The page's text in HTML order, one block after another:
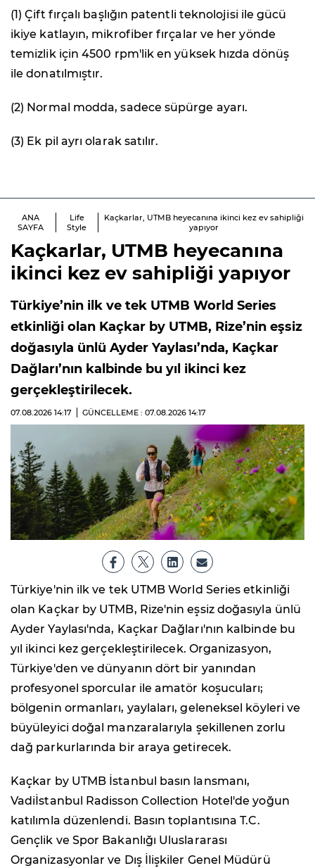
(1) Çift fırçalı başlığın patentli teknolojisi ile gücü
ikiye katlayın, mikrofiber fırçalar ve her yönde
temizlik için 4500 rpm'lik en yüksek hızda dönüş
ile donatılmıştır.
(2) Normal modda, sadece süpürge ayarı.
(3) Ek pil ayrı olarak satılır.
ANA
SAYFA
Life
Style
Kaçkarlar, UTMB heyecanına ikinci kez ev sahipliği
yapıyor
Kaçkarlar, UTMB heyecanına
ikinci kez ev sahipliği yapıyor
Türkiye’nin ilk ve tek UTMB World Series
etkinliği olan Kaçkar by UTMB, Rize’nin eşsiz
doğasıyla ünlü Ayder Yaylası’nda, Kaçkar
Dağları’nın kalbinde bu yıl ikinci kez
gerçekleştirilecek.
07.08.2026 14:17 GÜNCELLEME : 07.08.2026 14:17
Türkiye'nin ilk ve tek UTMB World Series etkinliği
olan Kaçkar by UTMB, Rize'nin eşsiz doğasıyla ünlü
Ayder Yaylası'nda, Kaçkar Dağları'nın kalbinde bu
yıl ikinci kez gerçekleştirilecek. Organizasyon,
Türkiye'den ve dünyanın dört bir yanından
profesyonel sporcular ile amatör koşucuları;
bölgenin ormanları, yaylaları, geleneksel köyleri ve
büyüleyici doğal manzaralarıyla şekillenen zorlu
dağ parkurlarında bir araya getirecek.
Kaçkar by UTMB İstanbul basın lansmanı,
Vadiİstanbul Radisson Collection Hotel'de yoğun
katılımla düzenlendi. Basın toplantısına T.C.
Gençlik ve Spor Bakanlığı Uluslararası
Organizasyonlar ve Dış İlişkiler Genel Müdürü